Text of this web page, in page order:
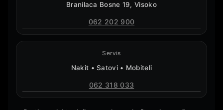
Branilaca Bosne 19, Visoko
062 202 900
Servis
Nakit • Satovi • Mobiteli
062 318 033